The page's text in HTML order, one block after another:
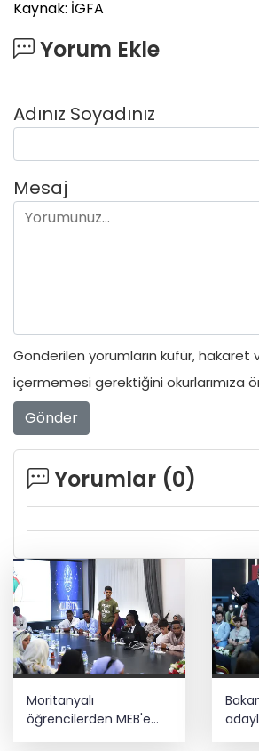
Kaynak: İGFA
Yorum Ekle
Adınız Soyadınız
Mesaj
Gönderilen yorumların küfür, hakaret
içermemesi gerektiğini okurlarımıza
Gönder
Yorumlar (0)
Moritanyalı
öğrencilerden MEB'e
ziyaret